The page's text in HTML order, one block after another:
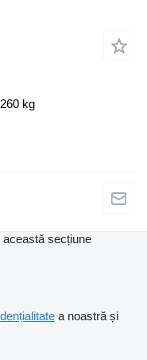
kg
această secțiune
a noastră și